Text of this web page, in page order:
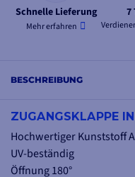
Schnelle Lieferung
Mehr erfahren
7
BESCHREIBUNG
ZUGANGSKLAPPE
Hochwertiger Kunststoff
UV-beständig
Öffnung 180°